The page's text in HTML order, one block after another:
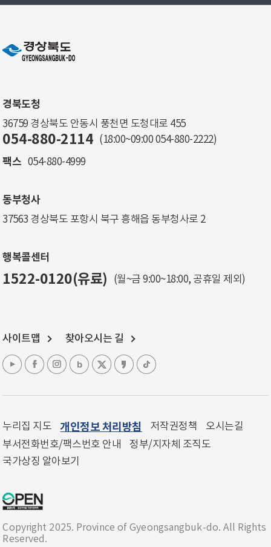
경북도청
36759 경상북도 안동시 풍천면 도청대로 455
054-880-2114 (18:00~09:00 054-880-2222)
팩스 054-880-4999
동부청사
37563 경상북도 포항시 북구 흥해읍 동부청사로 2
행복콜센터
1522-0120(유료) (월~금 9:00~18:00, 공휴일 제외)
사이트맵 찾아오시는 길
누리집 지도 개인정보 처리방침 저작권정책
오시는길
부서전화번호/팩스번호 안내
정부/지자체 조직도
국가상징 알아보기
Copyright 2025. Province of Gyeongsangbuk-do. All Rights
Reserved.